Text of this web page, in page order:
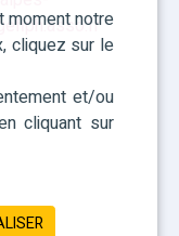
moment notre
cliquez sur le
et/ou
cliquant sur